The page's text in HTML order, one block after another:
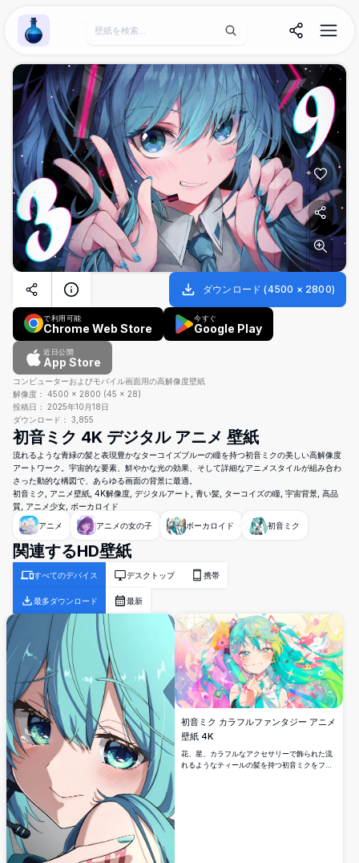
Wallpaper Alchemy
ダウンロード (4500 × 2800)
で利用可能
Chrome Web Store
今すぐ
Google Play
近日公開
App Store
コンピューターおよびモバイル画面用の高解像度壁紙
解像度： 4500 × 2800 (45 × 28)
投稿日： 2025年10月18日
ダウンロード： 3,855
初音ミク 4K デジタル アニメ 壁紙
流れるような青緑の髪と表現豊かなターコイズブルーの瞳を持つ初音ミクの美しい高解像度
アートワーク。宇宙的な要素、鮮やかな光の効果、そして詳細なアニメスタイルが組み合わ
さった動的な構図で、あらゆる画面の背景に最適。
初音ミク, アニメ壁紙, 4K解像度, デジタルアート, 青い髪, ターコイズの瞳, 宇宙背景, 高品
質, アニメ少女, ボーカロイド
アニメ
アニメの女の子 ボーカロイド 初音ミク
関連するHD壁紙
すべてのデバイス デスクトップ 携帯
最多ダウンロード 最新
初音ミク カラフルファンタジー アニメ
壁紙 4K
花、星、カラフルなアクセサリーで飾られた流
れるようなティールの髪を持つ初音ミクをフィ